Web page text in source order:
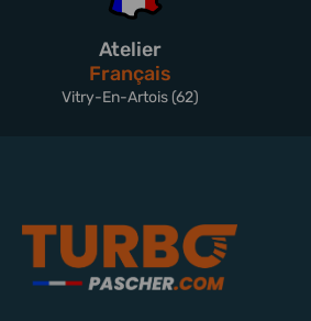
Atelier
Français
Vitry-En-Artois (62)